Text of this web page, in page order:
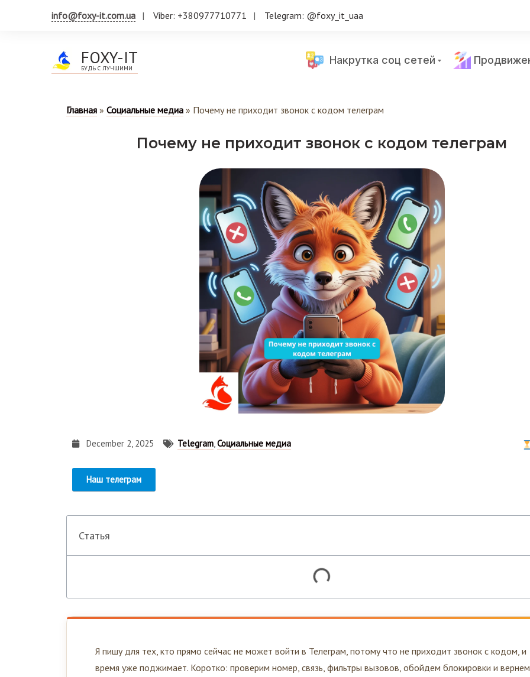
info@foxy-it.com.ua Viber: +380977710771 Telegram: @foxy_it_uaa
FOXY-IT
БУДЬ С ЛУЧШИМИ
Накрутка соц сетей
Главная » Социальные медиа » Почему не приходит звонок с кодом телеграм
Почему не приходит звонок с кодом телеграм
December 2, 2025 Telegram,Социальные медиа
Наш телеграм
Статья
Я пишу для тех, кто прямо сейчас не может войти в Телеграм, потому что не приходит звонок с кодом, и
время уже поджимает. Коротко: проверим номер, связь, фильтры вызовов, обойдем блокировки и вернем